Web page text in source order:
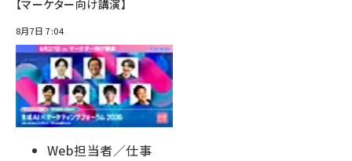
【マーケター向け講演】
8月7日 7:04
Web担当者／仕事